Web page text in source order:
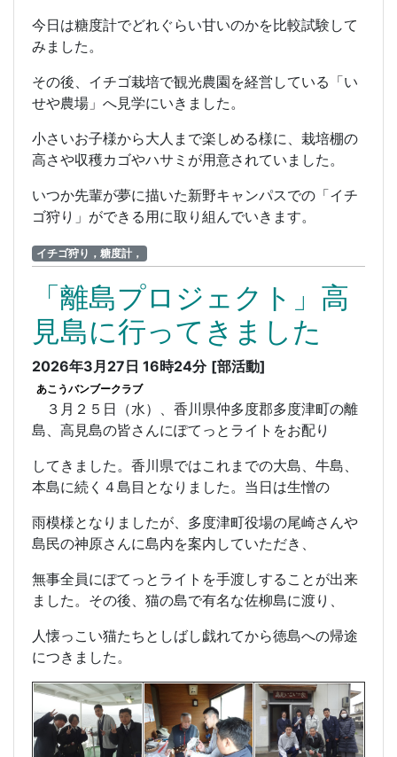
今日は糖度計でどれぐらい甘いのかを比較試験して
みました。
その後、イチゴ栽培で観光農園を経営している「い
せや農場」へ見学にいきました。
小さいお子様から大人まで楽しめる様に、栽培棚の
高さや収穫カゴやハサミが用意されていました。
いつか先輩が夢に描いた新野キャンパスでの「イチ
ゴ狩り」ができる用に取り組んでいきます。
イチゴ狩り，糖度計，
「離島プロジェクト」高
見島に行ってきました
2026年3月27日 16時24分 [部活動]
あこうバンブークラブ
３月２５日（水）、香川県仲多度郡多度津町の離
島、高見島の皆さんにぽてっとライトをお配り
してきました。香川県ではこれまでの大島、牛島、
本島に続く４島目となりました。当日は生憎の
雨模様となりましたが、多度津町役場の尾崎さんや
島民の神原さんに島内を案内していただき、
無事全員にぽてっとライトを手渡しすることが出来
ました。その後、猫の島で有名な佐柳島に渡り、
人懐っこい猫たちとしばし戯れてから徳島への帰途
につきました。